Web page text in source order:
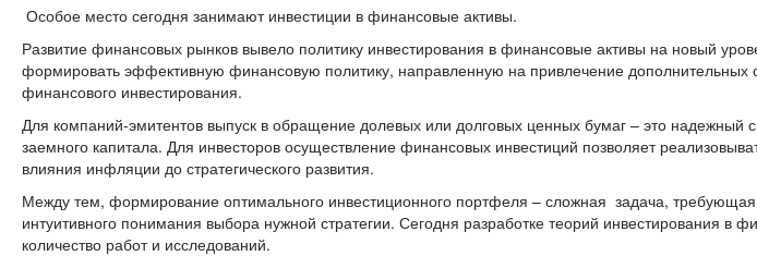
Особое место сегодня занимают инвестиции в финансовые активы.
Развитие финансовых рынков вывело политику инвестирования в финансовые активы на новый
формировать эффективную финансовую политику, направленную на привлечение дополнительных
финансового инвестирования.
Для компаний-эмитентов выпуск в обращение долевых или долговых ценных бумаг – это надежный
заемного капитала. Для инвесторов осуществление финансовых инвестиций позволяет
влияния инфляции до стратегического развития.
Между тем, формирование оптимального инвестиционного портфеля – сложная задача, требующая
интуитивного понимания выбора нужной стратегии. Сегодня разработке теорий инвестирования в
количество работ и исследований.